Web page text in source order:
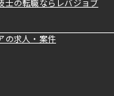
士の転職ならレバジョブ
の求人・案件